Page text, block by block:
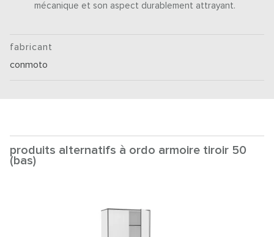
mécanique et son aspect durablement attrayant.
fabricant
conmoto
produits alternatifs à ordo armoire tiroir 50
(bas)